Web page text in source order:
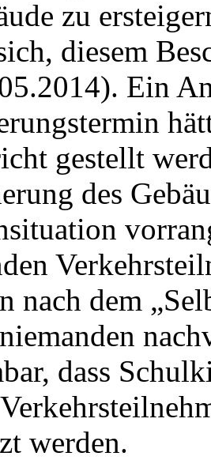
zu
diesem
Ein
gestellt
des
nach dem
dass
werden.